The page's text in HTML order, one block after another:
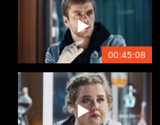
00:45:08